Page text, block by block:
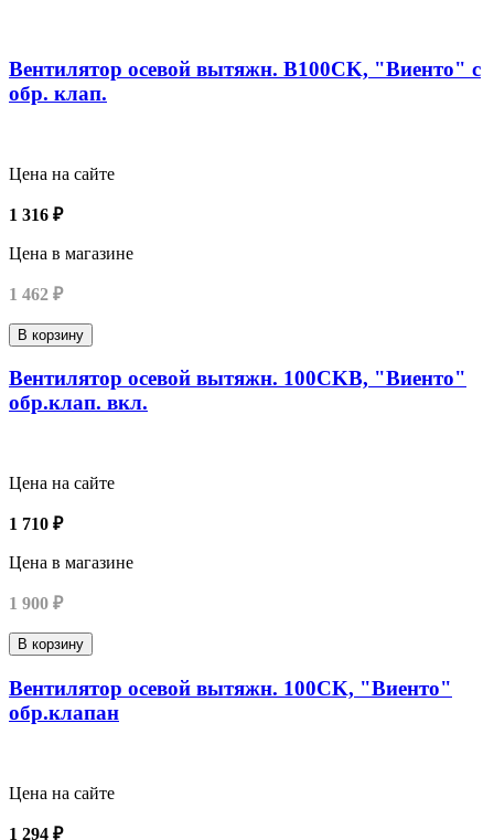
Вентилятор осевой вытяжн. В100СK, "Виенто" с
обр. клап.
Цена на сайте
1 316 ₽
Цена в магазине
1 462 ₽
В корзину
Вентилятор осевой вытяжн. 100СKВ, "Виенто"
обр.клап. вкл.
Цена на сайте
1 710 ₽
Цена в магазине
1 900 ₽
В корзину
Вентилятор осевой вытяжн. 100СK, "Виенто"
обр.клапан
Цена на сайте
1 294 ₽